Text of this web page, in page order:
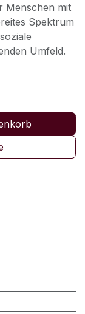
Menschen mit
Spektrum
Umfeld.